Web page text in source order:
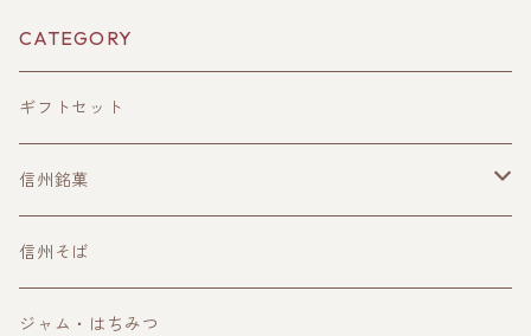
CATEGORY
ギフトセット
信州銘菓
洋菓子
和菓子
信州そば
ジャム・はちみつ